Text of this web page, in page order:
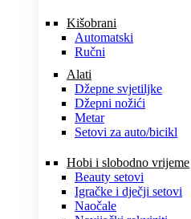
Kišobrani
Automatski
Ručni
Alati
Džepne svjetiljke
Džepni nožići
Metar
Setovi za auto/bicikl
Hobi i slobodno vrijeme
Beauty setovi
Igračke i dječji setovi
Naočale